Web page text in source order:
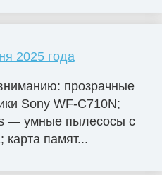
2025 года
прозрачные
Sony WF-C710N;
— умные пылесосы с
памят...